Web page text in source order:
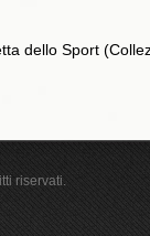
dello Sport
riservati.